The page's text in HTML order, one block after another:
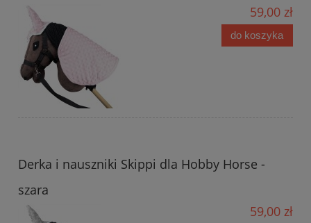
59,00 zł
do koszyka
Derka i nauszniki Skippi dla Hobby Horse -
szara
59,00 zł